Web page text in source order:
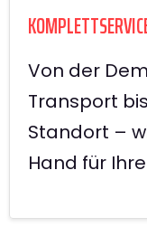
Von der
Transport
Standort –
Hand für